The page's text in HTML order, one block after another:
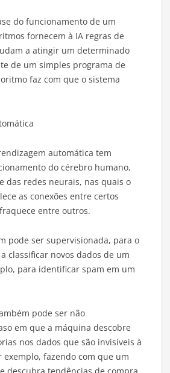
do funcionamento de um
fornecem à IA regras de
a atingir um determinado
de um simples programa de
faz com que o sistema
automática tem
do cérebro humano,
das redes neurais, nas quais o
as conexões entre certos
entre outros.
pode ser supervisionada, para o
classificar novos dados de um
para identificar spam em um
pode ser não
em que a máquina descobre
nos dados que são invisíveis à
fazendo com que um